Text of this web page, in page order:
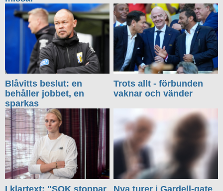
Blåvitts beslut: en
behåller jobbet, en
sparkas
Trots allt - förbunden
vaknar och vänder
I klartext: "SOK stoppar
Nya turer i Gardell-gate